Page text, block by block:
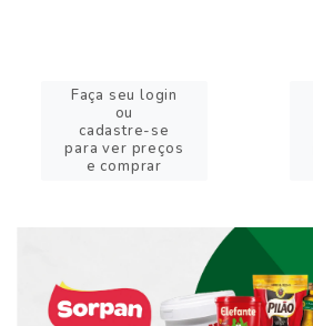
Faça seu login
ou
cadastre-se
para ver preços
e comprar